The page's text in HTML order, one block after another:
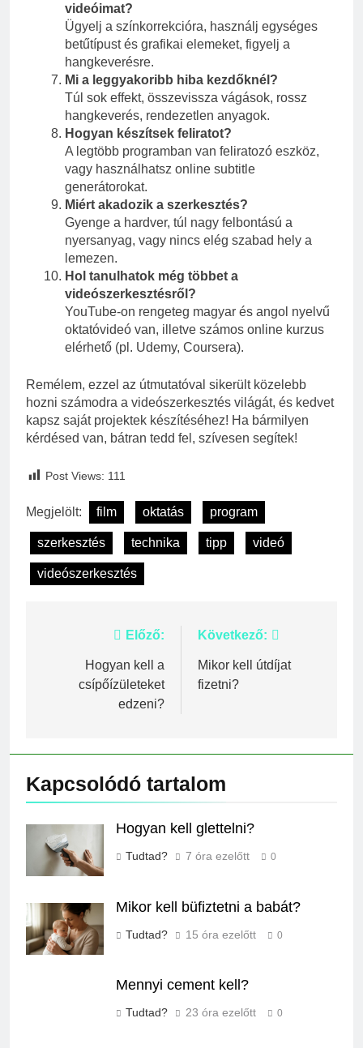
videóimat?
Ügyelj a színkorrekcióra, használj egységes
betűtípust és grafikai elemeket, figyelj a
hangkeverésre.
Mi a leggyakoribb hiba kezdőknél?
Túl sok effekt, összevissza vágások, rossz
hangkeverés, rendezetlen anyagok.
Hogyan készítsek feliratot?
A legtöbb programban van feliratozó eszköz,
vagy használhatsz online subtitle
generátorokat.
Miért akadozik a szerkesztés?
Gyenge a hardver, túl nagy felbontású a
nyersanyag, vagy nincs elég szabad hely a
lemezen.
Hol tanulhatok még többet a
videószerkesztésről?
YouTube-on rengeteg magyar és angol nyelvű
oktatóvideó van, illetve számos online kurzus
elérhető (pl. Udemy, Coursera).
Remélem, ezzel az útmutatóval sikerült közelebb
hozni számodra a videószerkesztés világát, és kedvet
kapsz saját projektek készítéséhez! Ha bármilyen
kérdésed van, bátran tedd fel, szívesen segítek!
Post Views: 111
Megjelölt: film oktatás program
szerkesztés technika tipp videó
videószerkesztés
Bejegyzés
navigáció
Előző:
Hogyan kell a
csípőízületeket
edzeni?
Következő:
Mikor kell útdíjat
fizetni?
Kapcsolódó tartalom
Hogyan kell glettelni?
Tudtad? 7 óra ezelőtt 0
Mikor kell büfiztetni a babát?
Tudtad? 15 óra ezelőtt 0
Mennyi cement kell?
Tudtad? 23 óra ezelőtt 0